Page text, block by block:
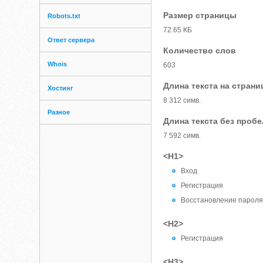
Robots.txt
Ответ сервера
Whois
Хостинг
Разное
Размер страницы
72.65 КБ
Количество слов
603
Длина текста на
8 312 симв.
Длина текста без
7 592 симв.
<H1>
Вход
Регистрация
Восстановление пароля
<H2>
Регистрация